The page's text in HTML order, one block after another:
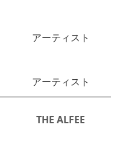
アーティスト
アーティスト
THE ALFEE